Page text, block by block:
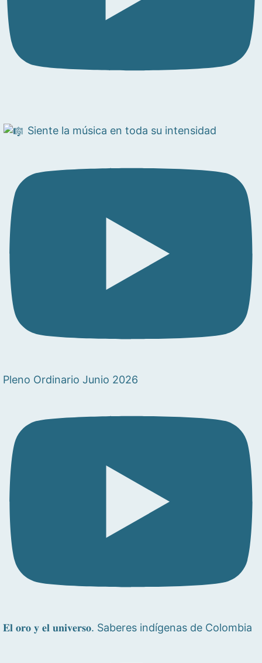
Siente la música en toda su intensidad
Pleno Ordinario Junio 2026
𝐄𝐥 𝐨𝐫𝐨 𝐲 𝐞𝐥 𝐮𝐧𝐢𝐯𝐞𝐫𝐬𝐨. Saberes indígenas de Colombia